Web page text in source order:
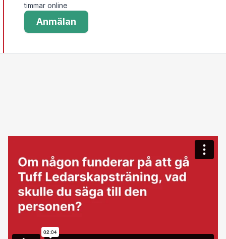
timmar online
Anmälan